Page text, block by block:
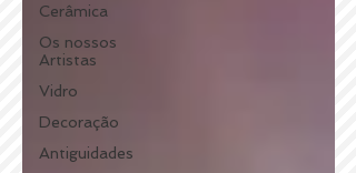
Cerâmica
Os nossos
Artistas
Vidro
Decoração
Antiguidades